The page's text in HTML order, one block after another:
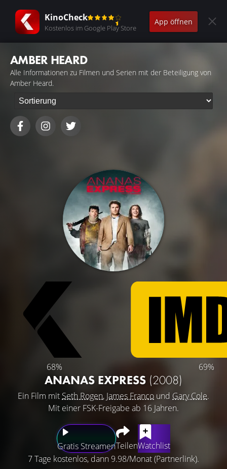
KinoCheck
Kostenlos im Google Play Store
App öffnen
AMBER HEARD
Alle Informationen zu Filmen und Serien mit der Beteiligung von
Amber Heard.
68% 69%
ANANAS EXPRESS (2008)
Ein Film mit Seth Rogen, James Franco und Gary Cole.
Mit einer FSK-Freigabe ab 16 Jahren.
Gratis StreamenTeilenWatchlist
7 Tage kostenlos, dann 9.98/Monat (Partnerlink).